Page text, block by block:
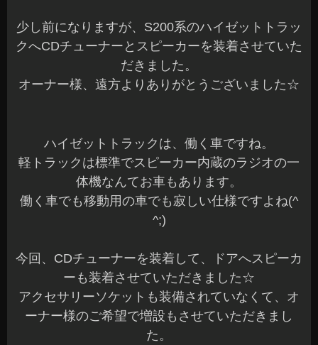
少し前になりますが、S200系のハイゼットトラッ
クへCDチューナーとスピーカーを装着させていた
だきました。
オーナー様、遠方よりありがとうございました☆
ハイゼットトラックは、働く車ですね。
軽トラックは標準でスピーカー内蔵のラジオの一
体機なんてお車もあります。
働く車でも移動用の車でも寂しい仕様ですよね(^
^;)
今回、CDチューナーを装着して、ドアへスピーカ
ーも装着させていただきました☆
アクセサリーソケットも装備されていなくて、オ
ーナー様のご希望で増設もさせていただきまし
た。